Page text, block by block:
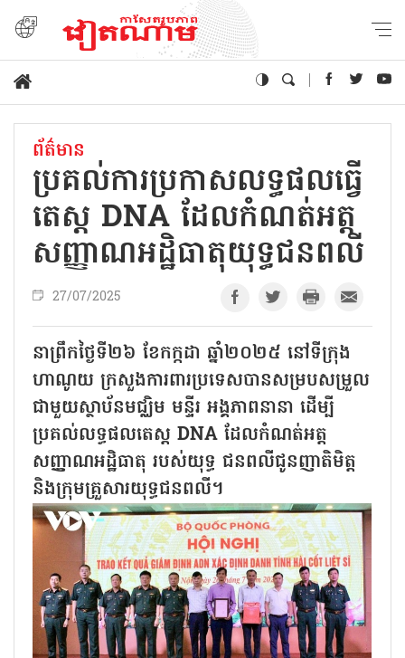
ព័ត៌មាន
ប្រគល់ការប្រកាសលទ្ធផលធ្វើ
តេស្ត DNA ដែលកំណត់អត្ត
សញ្ញាណអដ្ឋិធាតុយុទ្ធជនពលី
27/07/2025
នាព្រឹកថ្ងៃទី២៦ ខែកក្កដា ឆ្នាំ២០២៥ នៅទីក្រុង
ហាណូយ ក្រសួងការពារប្រទេសបានសម្របសម្រួល
ជាមួយស្ថាប័នមជ្ឈិម មន្ទីរ អង្គភាពនានា ដើម្បី
ប្រគល់លទ្ធផលតេស្ត DNA ដែលកំណត់អត្ត
សញ្ញាណអដ្ឋិធាតុ របស់យុទ្ធ ជនពលីជូនញាតិមិត្ត
និងក្រុមគ្រួសារយុទ្ធជនពលី។